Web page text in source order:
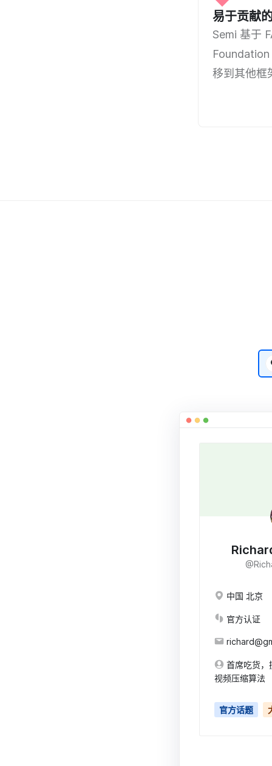
易于贡献
Semi 基于
移到其他框
中国 北京
官方认证
首席吃货，
视频压缩算法
官方话题